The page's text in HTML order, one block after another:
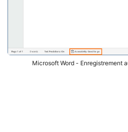
Microsoft Word - Enregistrement